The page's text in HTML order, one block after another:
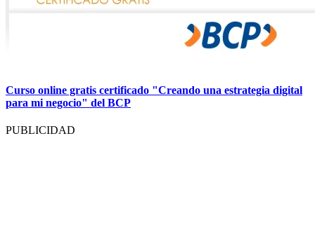
Curso online gratis certificado "Creando una estrategia digital
para mi negocio" del BCP
PUBLICIDAD